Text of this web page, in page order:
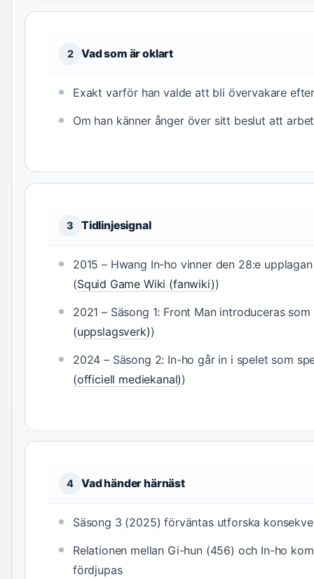
2 Vad som är oklart
Exakt varför han valde att bli övervakare
Om han känner ånger över sitt beslut att
3 Tidlinjesignal
2015 – Hwang In-ho vinner den 28:e
(Squid Game Wiki (fanwiki))
2021 – Säsong 1: Front Man introduceras
(uppslagsverk))
2024 – Säsong 2: In-ho går in i spelet som
(officiell mediekanal))
4 Vad händer härnäst
Säsong 3 (2025) förväntas utforska
Relationen mellan Gi-hun (456) och In-ho
fördjupas